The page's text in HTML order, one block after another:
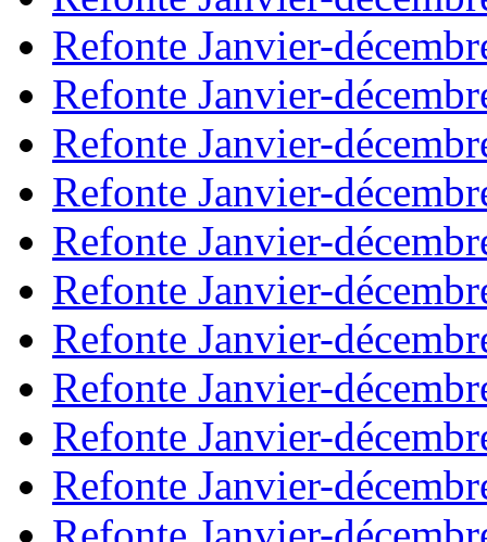
Refonte Janvier-
Refonte Janvier-
Refonte Janvier-
Refonte Janvier-
Refonte Janvier-
Refonte Janvier-
Refonte Janvier-
Refonte Janvier-
Refonte Janvier-
Refonte Janvier-